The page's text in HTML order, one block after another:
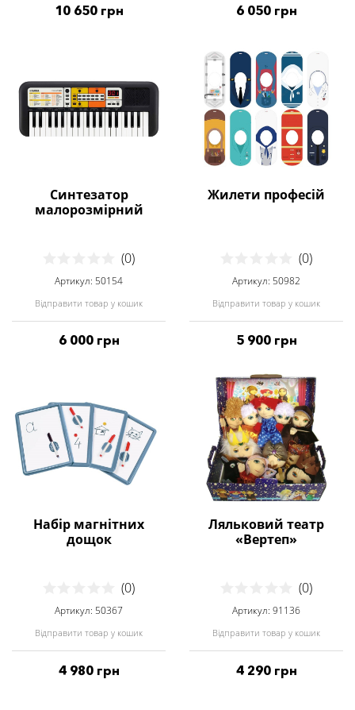
10 650 грн 6 050 грн
Синтезатор
малорозмірний
(0)
Артикул: 50154
Відправити товар у кошик
6 000 грн
Жилети професій
(0)
Артикул: 50982
Відправити товар у кошик
5 900 грн
Набір магнітних
дощок
(0)
Артикул: 50367
Відправити товар у кошик
4 980 грн
Ляльковий театр
«Вертеп»
(0)
Артикул: 91136
Відправити товар у кошик
4 290 грн